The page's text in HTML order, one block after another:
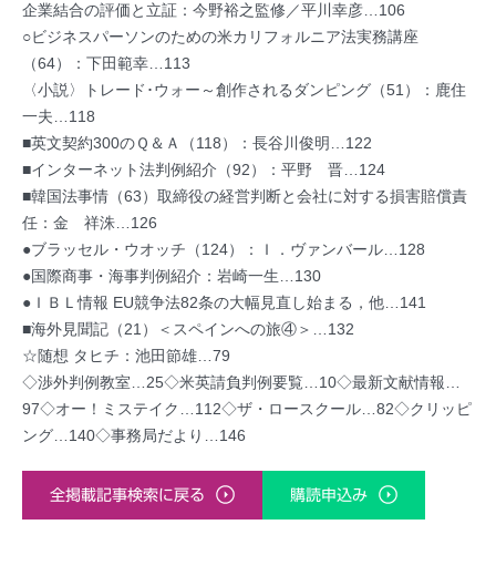
企業結合の評価と立証：今野裕之監修／平川幸彦…106
○ビジネスパーソンのための米カリフォルニア法実務講座
（64）：下田範幸…113
〈小説〉トレード･ウォー～創作されるダンピング（51）：鹿住
一夫…118
■英文契約300のＱ＆Ａ（118）：長谷川俊明…122
■インターネット法判例紹介（92）：平野 晋…124
■韓国法事情（63）取締役の経営判断と会社に対する損害賠償責
任：金 祥洙…126
●ブラッセル・ウオッチ（124）：Ｉ．ヴァンバール…128
●国際商事・海事判例紹介：岩崎一生…130
●ＩＢＬ情報 EU競争法82条の大幅見直し始まる，他…141
■海外見聞記（21）＜スペインへの旅④＞…132
☆随想 タヒチ：池田節雄…79
◇渉外判例教室…25◇米英請負判例要覧…10◇最新文献情報…
97◇オー！ミステイク…112◇ザ・ロースクール…82◇クリッピ
ング…140◇事務局だより…146
全掲載記事検索に戻る 購読申込み